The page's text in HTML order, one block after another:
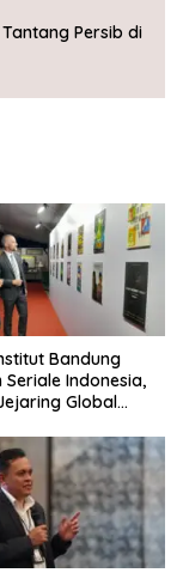
Tantang Persib di
Bandung
Indonesia,
Global